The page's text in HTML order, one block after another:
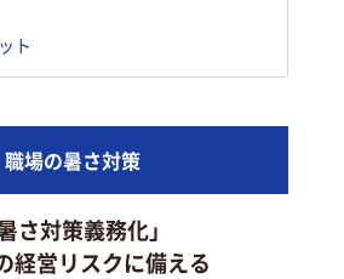
ト
職場の暑さ対策
暑さ対策義務化」
経営リスクに備える